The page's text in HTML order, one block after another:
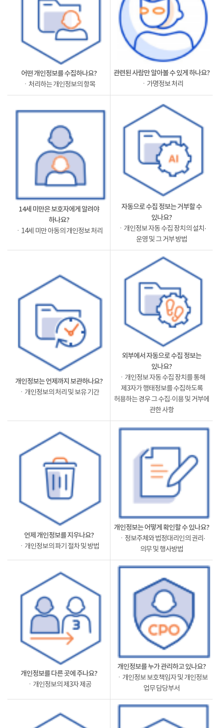
어떤 개인정보를 수집하나요?
ㆍ처리하는 개인정보의 항목
관련된 사람만 알아볼 수 있게 하나요?
ㆍ가명정보 처리
14세 미만은 보호자에게 알려야
하나요?
ㆍ14세 미만 아동의 개인정보 처리
자동으로 수집 정보는 거부할 수
있나요?
ㆍ개인정보 자동 수집 장치의 설치·
운영 및 그 거부 방법
개인정보는 언제까지 보관하나요?
ㆍ개인정보의 처리 및 보유 기간
외부에서 자동으로 수집 정보는
있나요?
ㆍ개인정보 자동 수집 장치를 통해
제3자가 행태정보를 수집하도록
허용하는 경우 그 수집·이용 및 거부에
관한 사항
언제 개인정보를 지우나요?
ㆍ개인정보의 파기 절차 및 방법
개인정보는 어떻게 확인할 수 있나요?
ㆍ정보주체와 법정대리인의 권리·
의무 및 행사방법
개인정보를 다른 곳에 주나요?
ㆍ개인정보의 제3자 제공
개인정보를 누가 관리하고 있나요?
ㆍ개인정보 보호책임자 및 개인정보
업무 담당부서